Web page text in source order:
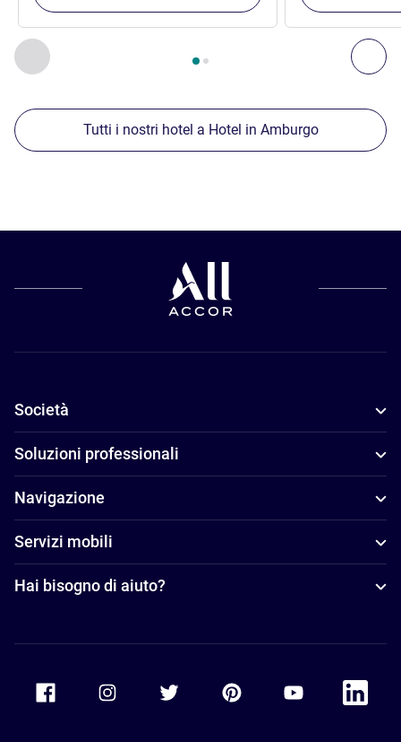
Precedente - Nostre ulteriori strutture nelle vicinanze
Pagina , Nostre ulteriori strutture nelle vicinanze 1 :,
Tutti i nostri hotel a Hotel in Amburgo
Società
Soluzioni professionali
Navigazione
Servizi mobili
Hai bisogno di aiuto?
Accor Youtube
Accor